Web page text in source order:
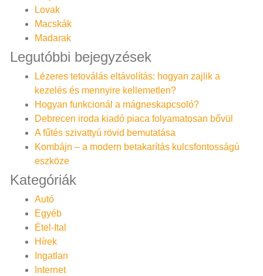
Lovak
Macskák
Madarak
Legutóbbi bejegyzések
Lézeres tetoválás eltávolítás: hogyan zajlik a
kezelés és mennyire kellemetlen?
Hogyan funkcionál a mágneskapcsoló?
Debrecen iroda kiadó piaca folyamatosan bővül
A fűtés szivattyú rövid bemutatása
Kombájn – a modern betakarítás kulcsfontosságú
eszköze
Kategóriák
Autó
Egyéb
Étel-Ital
Hírek
Ingatlan
Internet